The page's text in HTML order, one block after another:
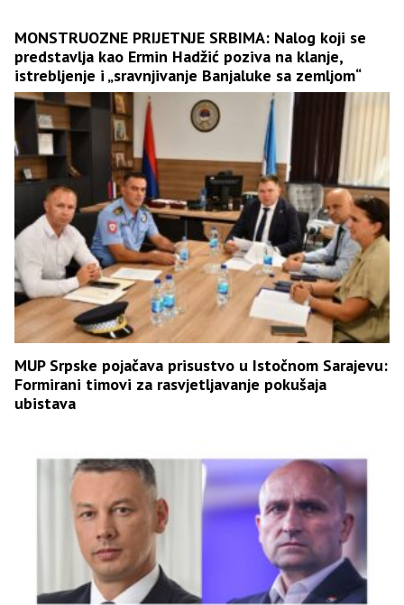
MONSTRUOZNE PRIJETNJE SRBIMA: Nalog koji se
predstavlja kao Ermin Hadžić poziva na klanje,
istrebljenje i „sravnjivanje Banjaluke sa zemljom“
MUP Srpske pojačava prisustvo u Istočnom Sarajevu:
Formirani timovi za rasvjetljavanje pokušaja
ubistava